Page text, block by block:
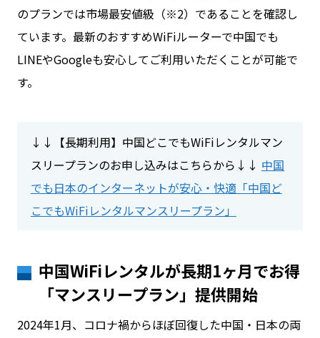
ログイン
WiFiレンタルプランお申し込み
のプランでは市場最安値級（※2）であることを確認し
ています。最新のおすすめWiFiルーターで中国でも
LINEやGoogleも安心してご利用いただくことが可能で
す。
↓↓【長期利用】中国どこでもWiFiレンタルマン
スリープランのお申し込みはこちらから↓↓ 中国
でも日本のインターネットが安心・快適「中国ど
こでもWiFiレンタルマンスリープラン」
中国WiFiレンタルが長期1ヶ月でお得
「マンスリープラン」提供開始
2024年1月、コロナ禍からほぼ回復した中国・日本の両